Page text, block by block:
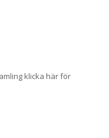
klicka här för